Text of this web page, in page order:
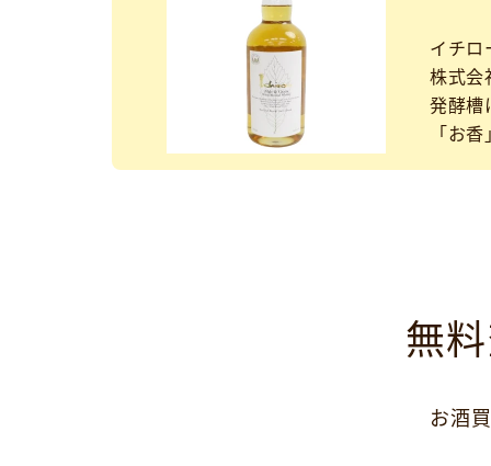
イチロ
株式会
発酵槽
「お
無
お酒